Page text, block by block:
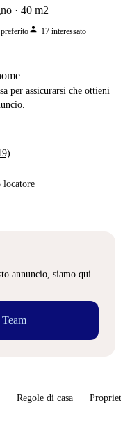
40 m2
person 17 interessato
per assicurarsi che ottieni
locatore
annuncio, siamo qui
Regole di casa